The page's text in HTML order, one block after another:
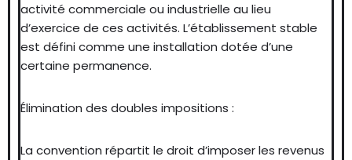
activité commerciale ou industrielle au lieu
d’exercice de ces activités. L’établissement stable
est défini comme une installation dotée d’une
certaine permanence.
Élimination des doubles impositions :
La convention répartit le droit d’imposer les revenus